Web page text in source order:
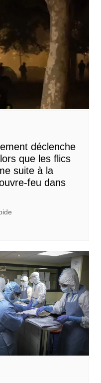
déclenche
que les flics
suite à la
feu dans